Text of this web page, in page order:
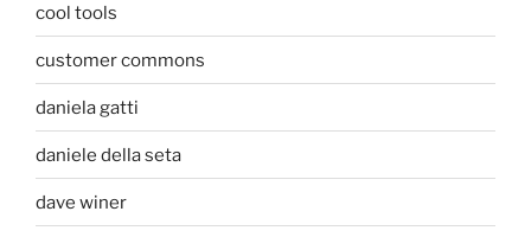
cool tools
customer commons
daniela gatti
daniele della seta
dave winer